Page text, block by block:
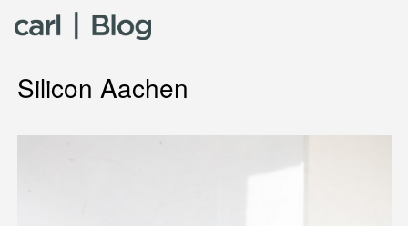
Skip to content
Silicon Aachen